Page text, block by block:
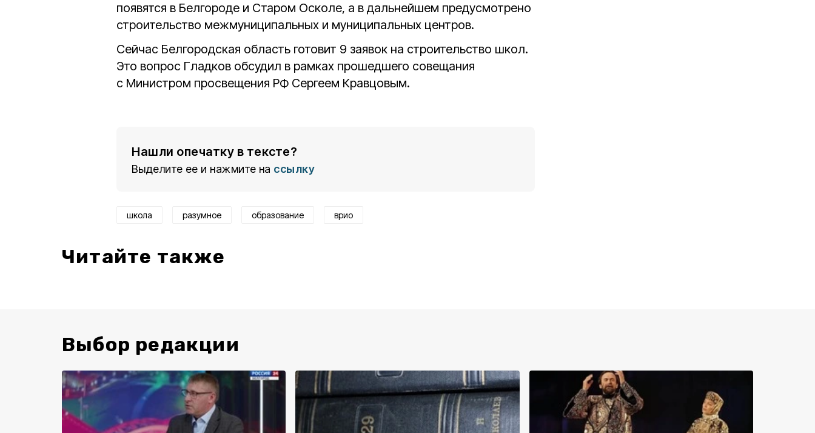
появятся в Белгороде и Старом Осколе, а в дальнейшем предусмотрено
строительство межмуниципальных и муниципальных центров.
Сейчас Белгородская область готовит 9 заявок на строительство школ.
Это вопрос Гладков обсудил в рамках прошедшего совещания
с Министром просвещения РФ Сергеем Кравцовым.
Нашли опечатку в тексте?
Выделите ее и нажмите на ссылку
школа разумное образование врио
Читайте также
Выбор редакции